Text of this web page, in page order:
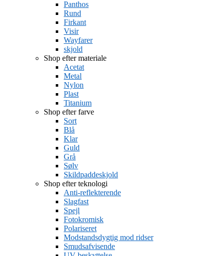
Panthos
Rund
Firkant
Visir
Wayfarer
skjold
Shop efter materiale
Acetat
Metal
Nylon
Plast
Titanium
Shop efter farve
Sort
Blå
Klar
Guld
Grå
Sølv
Skildpaddeskjold
Shop efter teknologi
Anti-reflekterende
Slagfast
Spejl
Fotokromisk
Polariseret
Modstandsdygtig mod ridser
Smudsafvisende